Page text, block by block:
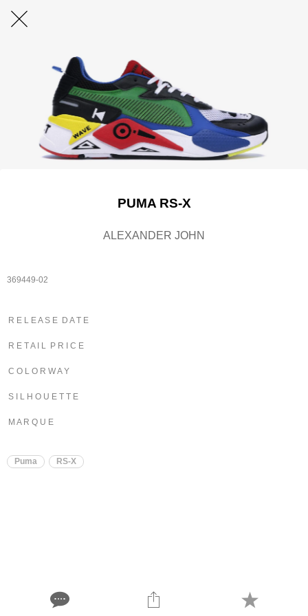
PUMA RS-X
ALEXANDER JOHN
369449-02
R E L E A S E D A T E
R E T A I L P R I C E
C O L O R W A Y
S I L H O U E T T E
M A R Q U E
Puma RS-X